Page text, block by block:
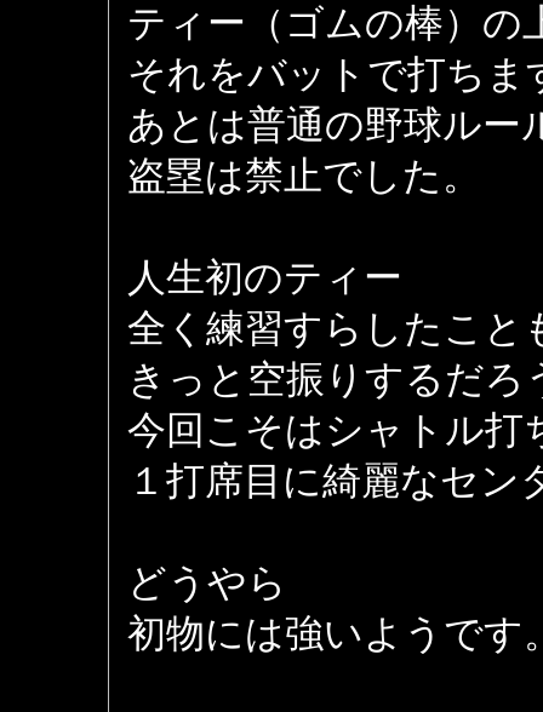
ティー（ゴムの棒）の
それをバットで打ちま
あとは普通の野球ルー
盗塁は禁止でした。
人生初のティー
全く練習すらしたこと
きっと空振りするだ
今回こそはシャトル打
１打席目に綺麗なセ
どうやら
初物には強いようです